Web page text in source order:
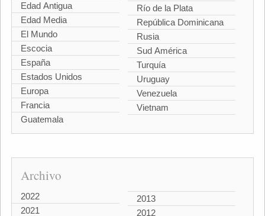
Edad Antigua
Edad Media
El Mundo
Escocia
España
Estados Unidos
Europa
Francia
Guatemala
Río de la Plata
República Dominicana
Rusia
Sud América
Turquía
Uruguay
Venezuela
Vietnam
Archivo
2022
2021
2013
2012